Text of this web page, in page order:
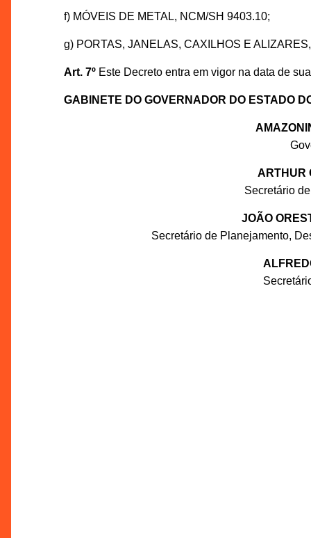
f) MÓVEIS DE METAL, NCM/SH 9403.10;
g) PORTAS, JANELAS, CAXILHOS E
Art. 7ºEste Decreto entra em vigor na data de
GABINETE DO GOVERNADOR DO ESTADO
ARTHUR
Secretário
JOÃO
Secretário de Planejamento,